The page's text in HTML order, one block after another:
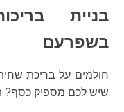
בניית
בשפרעם
חולמים על בריכת
שיש לכם מספיק כסף?